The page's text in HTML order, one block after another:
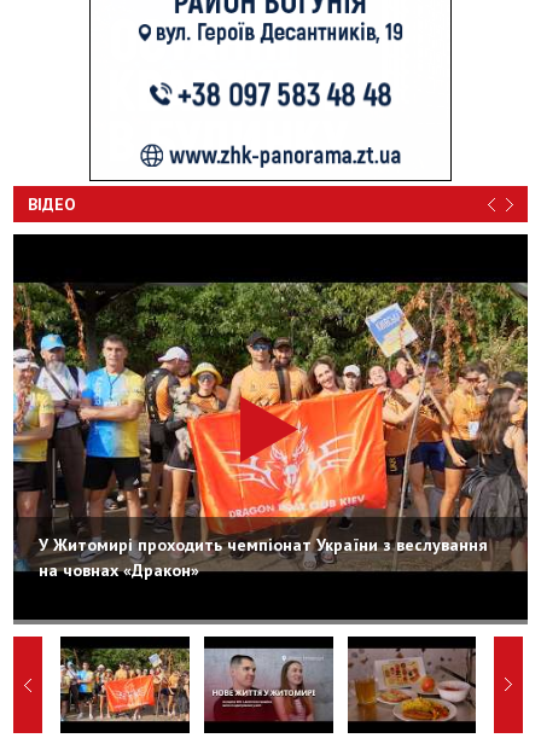
ВІДЕО
У Житомирі проходить чемпіонат України з веслування
на човнах «Дракон»